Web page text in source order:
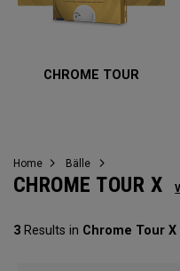
CHROME TOUR
Home Bälle
CHROME TOUR X
3 Results in Chrome Tour X